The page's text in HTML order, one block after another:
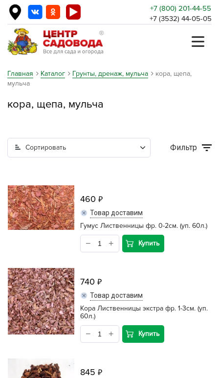
+7 (800) 201-44-55
+7 (3532) 44-05-05
Главная Каталог Грунты, дренаж, мульча
кора, щепа,
мульча
кора, щепа, мульча
Сортировать Фильтр
460
Товар доставим
Гумус Лиственницы фр. 0-2см. (уп. 60л.)
Купить
740
Товар доставим
Кора Лиственницы экстра фр. 1-3см. (уп.
60л.)
Купить
845